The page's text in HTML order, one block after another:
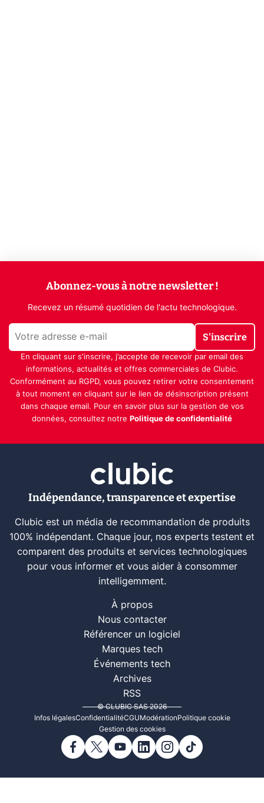
Abonnez-vous à notre newsletter !
Recevez un résumé quotidien de l'actu technologique.
S'inscrire
En cliquant sur s'inscrire, j’accepte de recevoir par email des
informations, actualités et offres commerciales de Clubic.
Conformément au RGPD, vous pouvez retirer votre consentement
à tout moment en cliquant sur le lien de désinscription présent
dans chaque email. Pour en savoir plus sur la gestion de vos
données, consultez notre Politique de confidentialité
Indépendance, transparence et expertise
Clubic est un média de recommandation de produits
100% indépendant. Chaque jour, nos experts testent et
comparent des produits et services technologiques
pour vous informer et vous aider à consommer
intelligemment.
À propos
Nous contacter
Référencer un logiciel
Marques tech
Événements tech
Archives
RSS
© CLUBIC SAS 2026
Infos légalesConfidentialitéCGUModérationPolitique cookie
Gestion des cookies